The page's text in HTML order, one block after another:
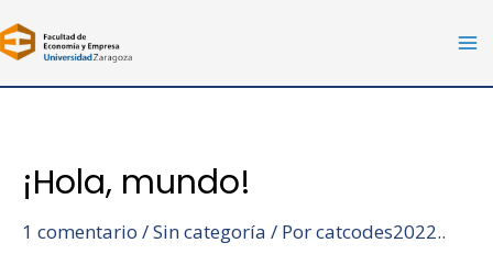
al
contenido
¡Hola, mundo!
1 comentario /Sin categoría / Porcatcodes2022..